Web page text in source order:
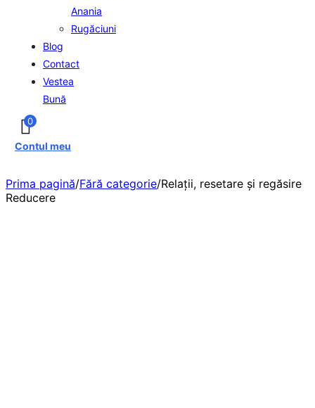
Anania
Rugăciuni
Blog
Contact
Vestea
Bună
0
Contul meu
Prima pagină/Fără categorie/Relaţii, resetare şi regăsire
Reducere